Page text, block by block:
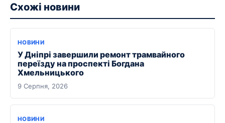
Схожі новини
НОВИНИ
У Дніпрі завершили ремонт трамвайного
переїзду на проспекті Богдана
Хмельницького
9 Серпня, 2026
НОВИНИ